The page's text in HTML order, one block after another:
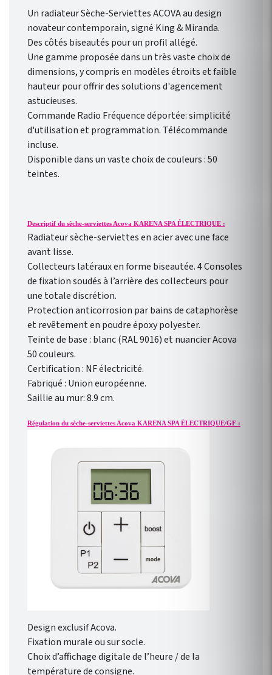
Pilotage des radiateurs de
l’extérieur comme de
l’intérieur avec l’ application
gratuite pour smartphone
Heatzy : réaliser de vraie
économie d’énergie !
hebdomadaire
personnalisable selon votre
Un radiateur Sèche-Serviettes ACOVA au design
novateur contemporain, signé King & Miranda.
Des côtés biseautés pour un profil allégé.
Une gamme proposée dans un très vaste choix de
dimensions, y compris en modèles étroits et faible
hauteur pour offrir des solutions d'agencement
astucieuses.
Commande Radio Fréquence déportée: simplicité
d'utilisation et programmation. Télécommande
incluse.
Disponible dans un vaste choix de couleurs : 50
teintes.
Descriptif du sèche-serviettes Acova KARENA SPA ÉLECTRIQUE :
Radiateur sèche-serviettes en acier avec une face
avant lisse.
Collecteurs latéraux en forme biseautée. 4 Consoles
de fixation soudés à l’arrière des collecteurs pour
une totale discrétion.
Protection anticorrosion par bains de cataphorèse
et revêtement en poudre époxy polyester.
Teinte de base : blanc (RAL 9016) et nuancier Acova
50 couleurs.
Certification : NF électricité.
Fabriqué : Union européenne.
Saillie au mur: 8.9 cm.
Régulation du sèche-serviettes Acova KARENA SPA ÉLECTRIQUE/GF :
Design exclusif Acova.
Fixation murale ou sur socle.
Choix d’affichage digitale de l’heure / de la
température de consigne.